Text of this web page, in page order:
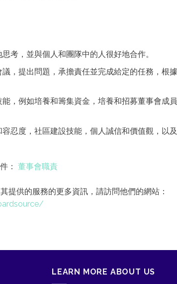
考，並與個人和團隊中的人很好地合作。
，提出問題，承擔責任並完成給定的任務，根
，例如培養和籌集資金，培養和招募董事會成
忍度，社區建設技能，個人誠信和價值觀，以
： 董事會職責
提供的服務的更多資訊，請訪問他們的網站：
LEARN MORE ABOUT US